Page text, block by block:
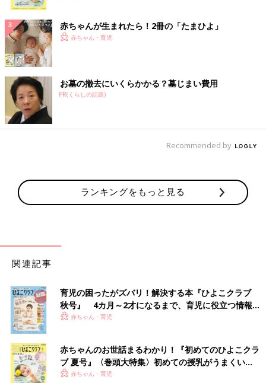
出典：Instagramアカウント「mk__1031」
mikiさんはZARAでこちらのアウターをGET！セール開始10秒で
売り切れてしまうほどの人気商品で、最寄りの店舗では残り1点
だったとのこと。人気のあるアイテムはすぐに完売してしまうの
で、早めにチェックしておきたいですよね！
バースデイのトップスにZARAのムートンコートを
セレクト！
赤ちゃんが生まれたら！2冊の「たまひよ」
赤ちゃん・育児
お墓の撤去にいくらかかる？墓じまい費用
PR(くらしの話題)
Recommended by
ランキングをもっと見る
関連記事
育児の困ったがズバリ！解決する本『ひよこクラブ
秋号』 4カ月～2才になるまで、育児に役立つ情報が
いっぱい！
赤ちゃん・育児
赤ちゃんのお世話まるわかり！『初めてのひよこクラ
ブ 夏号』〈巻頭大特集〉初めての授乳がうまくい
く！ おっぱい・ミルクの基本と夏のトラブル 解決テ
赤ちゃん・育児